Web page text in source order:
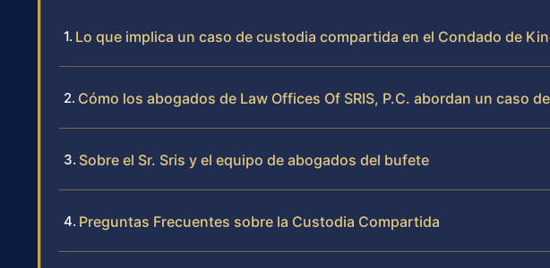
Lo que implica un caso de custodia compartida en el Condado de
Cómo los abogados de Law Offices Of SRIS, P.C. abordan un caso
Sobre el Sr. Sris y el equipo de abogados del bufete
Preguntas Frecuentes sobre la Custodia Compartida